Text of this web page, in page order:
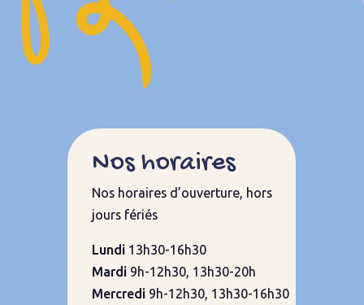
Nos horaires
Nos horaires d’ouverture, hors
jours fériés
Lundi 13h30-16h30
Mardi9h-12h30, 13h30-20h
Mercredi9h-12h30, 13h30-16h30